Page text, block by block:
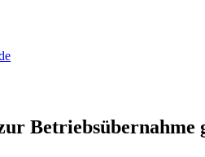
Betriebsübernahme